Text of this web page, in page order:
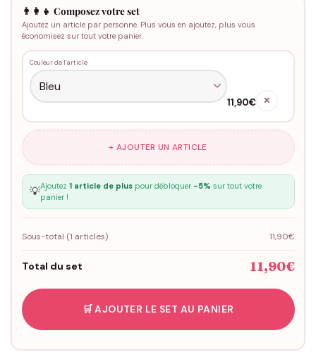
👨‍👩‍👧 Composez votre set
Ajoutez un article par personne. Plus vous en ajoutez, plus vous
économisez sur tout votre panier.
Couleur de l'article
11,90€ ✕
+ AJOUTER UN ARTICLE
💡Ajoutez 1 article de pluspour débloquer -5% sur tout votre
panier !
Sous-total (1 articles) 11,90€
Total du set 11,90€
🛒 AJOUTER LE SET AU PANIER